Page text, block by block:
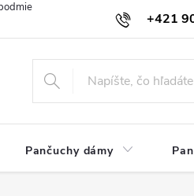
+421
Pančuchy dámy